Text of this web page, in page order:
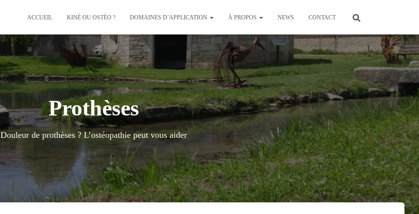
ACCUEIL KINÉ OU OSTÉO ? DOMAINES D’APPLICATION À PROPOS NEWS CONTACT
Prothèses
Douleur de prothèses ? L’ostéopathie peut vous aider